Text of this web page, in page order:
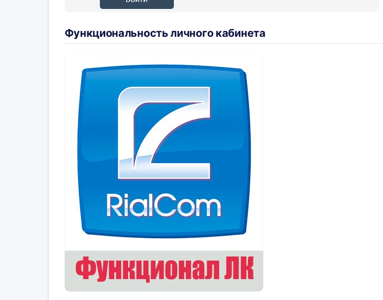
Функциональность личного кабинета